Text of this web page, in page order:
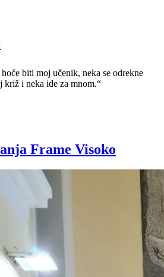
biti moj učenik, neka se odrekne
križ i neka ide za mnom.“
Frame Visoko